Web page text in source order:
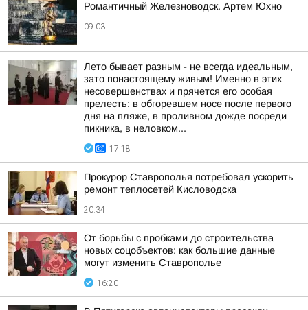
Романтичный Железноводск. Артем Юхно
09:03
Лето бывает разным - не всегда идеальным,
зато понастоящему живым! Именно в этих
несовершенствах и прячется его особая
прелесть: в обгоревшем носе после первого
дня на пляже, в проливном дожде посреди
пикника, в неловком...
17:18
Прокурор Ставрополья потребовал ускорить
ремонт теплосетей Кисловодска
20:34
От борьбы с пробками до строительства
новых соцобъектов: как большие данные
могут изменить Ставрополье
16:20